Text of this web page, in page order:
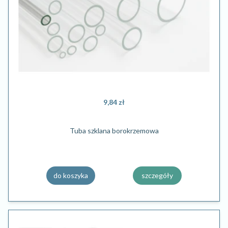
9,84 zł
Tuba szklana borokrzemowa
do koszyka szczegóły